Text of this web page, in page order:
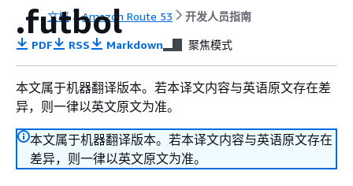
文档 Amazon Route 53 开发人员指南
.futbol
PDF RSS Markdown 聚焦模式
本文属于机器翻译版本。若本译文内容与英语原文存在差
异，则一律以英文原文为准。
本文属于机器翻译版本。若本译文内容与英语原文存在
差异，则一律以英文原文为准。